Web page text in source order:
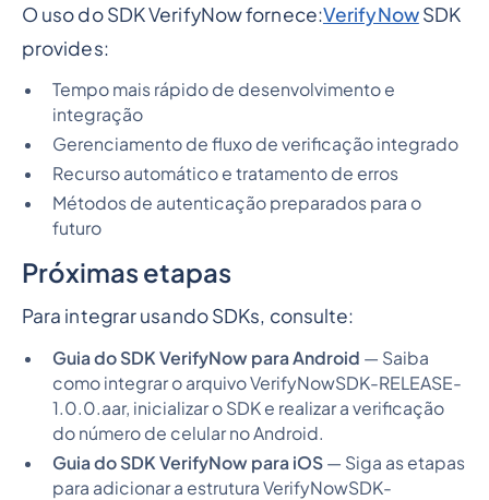
O uso do SDK VerifyNow fornece:VerifyNowSDK
provides:
Tempo mais rápido de desenvolvimento e
integração
Gerenciamento de fluxo de verificação integrado
Recurso automático e tratamento de erros
Métodos de autenticação preparados para o
futuro
Próximas etapas
Para integrar usando SDKs, consulte:
Guia do SDK VerifyNow para Android — Saiba
como integrar o arquivo VerifyNowSDK-RELEASE-
1.0.0.aar, inicializar o SDK e realizar a verificação
do número de celular no Android.
Guia do SDK VerifyNow para iOS— Siga as etapas
para adicionar a estrutura VerifyNowSDK-